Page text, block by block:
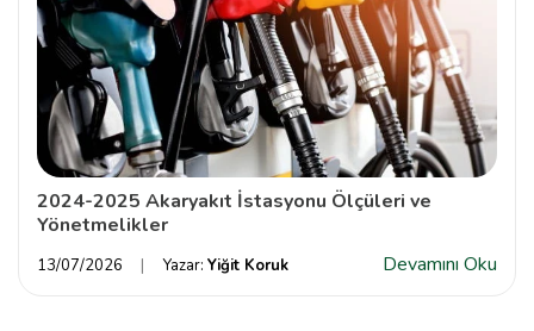
2024-2025 Akaryakıt İstasyonu Ölçüleri ve
Yönetmelikler
13/07/2026 Yazar: Yiğit Koruk Devamını Oku